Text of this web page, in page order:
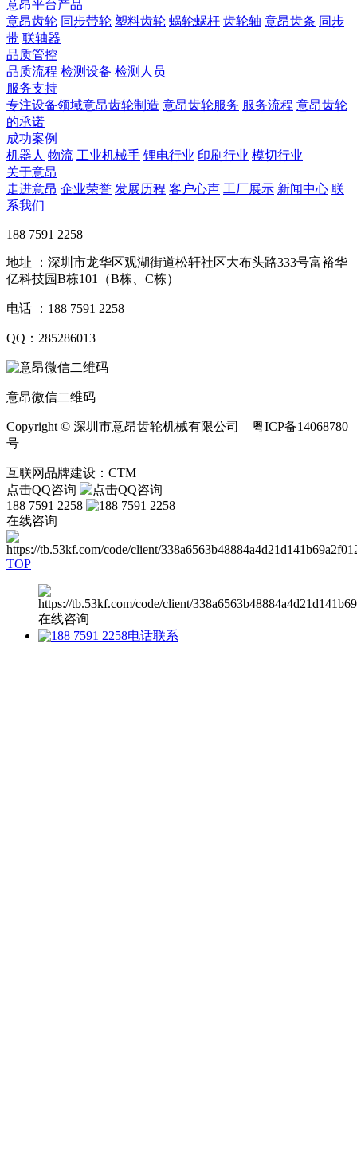
意昂平台产品
意昂齿轮 同步带轮 塑料齿轮 蜗轮蜗杆 齿轮轴 意昂齿条 同步
带 联轴器
品质管控
品质流程 检测设备 检测人员
服务支持
专注设备领域意昂齿轮制造 意昂齿轮服务 服务流程 意昂齿轮
的承诺
成功案例
机器人 物流 工业机械手 锂电行业 印刷行业 模切行业
关于意昂
走进意昂 企业荣誉 发展历程 客户心声 工厂展示 新闻中心 联
系我们
188 7591 2258
地址 ：深圳市龙华区观湖街道松轩社区大布头路333号富裕华
亿科技园B栋101（B栋、C栋）
电话 ：188 7591 2258
QQ：285286013
意昂微信二维码
Copyright © 深圳市意昂齿轮机械有限公司 粤ICP备14068780
号
互联网品牌建设：CTM
点击QQ咨询
188 7591 2258
在线咨询
TOP
在线咨询
电话联系